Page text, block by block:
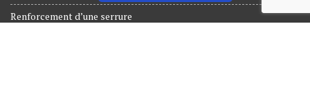
Renforcement d’une serrure